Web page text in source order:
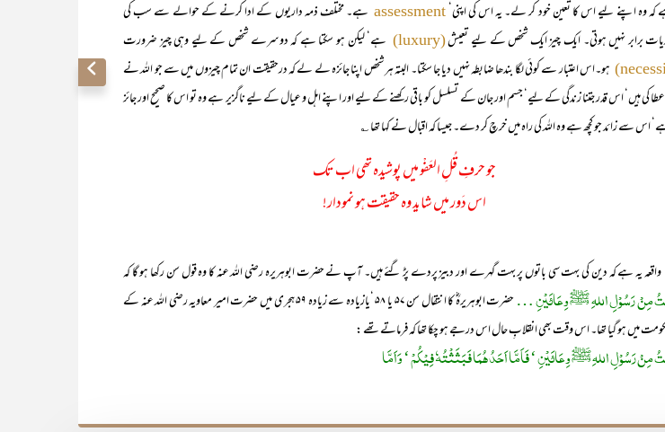
کہ وہ اپنے لیے اس کا تعین خود کر لے۔ یہ اس کی اپنی‘ assessment ہے۔ مختلف ذمہ داریوں کے ادا کرنے کے حوالے سے سب کی
برابر نہیں ہوتی۔ ایک چیز ایک شخص کے لیے تعیش(luxury) ہے‘ لیکن ہو سکتا ہے کہ دوسرے شخص کے لیے وہی چیز ضرورت
ہو۔اس اعتبار سے کوئی لگا بندھا ضابطہ نہیں دیا جا سکتا۔ البتہ ہر شخص اپنا جائزہ لے لے کہ درحقیقت ان تمام چیزوں میں سے جو اللہ نے
کی ہیں‘ اس قدر جتنا زندگی کے لیے‘ جسم اور جان کے تسلسل کو باقی رکھنے کے لیے اور اپنے اہل و عیال کے لیے ناگزیر ہے وہ تو اس کا صحیح اور جائز
اس سے زائد جو کچھ ہے وہ اللہ کی راہ میں خرچ کر دے۔ جیسا کہ اقبال نے کہا تھا ؎
جو حرفِ قُلِ العَفْو میں پوشیدہ تھی اب تک
اس دَور میں شاید وہ حقیقت ہو نمودار!
یہ ہے کہ دین کی بہت سی باتوں پر بہت گہرے اور دبیز پردے پڑ گئے ہیں۔ آپ نے حضرت ابوہریرہ رضی اللہ عنہ کا وہ قول سن رکھا ہو گا کہ
مِنْ رَسُوْلِ اللہِ ﷺ وِعَائَیْنِ …
حضرت ابوہریرہؓ کا انتقال سن ۵۷ یا ۵۸ ‘یازیادہ سے زیادہ ۵۹ ہجری میں حضرت امیر معاویہ رضی اللہ عنہ کے
میں ہو گیا تھا۔ اس وقت بھی انقلابِ حال اس درجے ہو چکا تھا کہ فرماتے تھے :
رَسُوْلِ اللہِ ﷺ وِعَائَیْنِ ‘ فَاَمَّا اَحَدُھُمَا فَبَثَثْتُہٗ فِیْکُمْ ‘ وَاَمَّا